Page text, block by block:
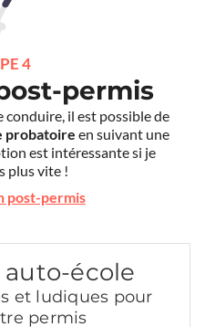
4
permis
il est possible de
probatoire en suivant une
est intéressante si je
plus vite !
post-permis
école
et ludiques pour
permis